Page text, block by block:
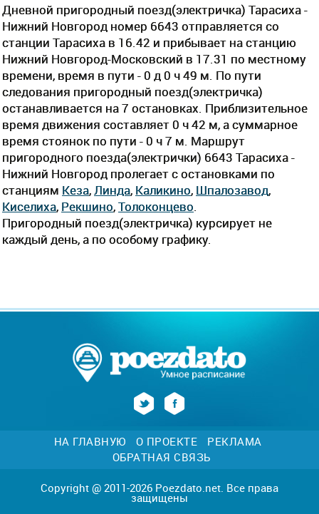
Дневной пригородный поезд(электричка) Тарасиха -
Нижний Новгород номер 6643 отправляется со
станции Тарасиха в 16.42 и прибывает на станцию
Нижний Новгород-Московский в 17.31 по местному
времени, время в пути - 0 д 0 ч 49 м. По пути
следования пригородный поезд(электричка)
останавливается на 7 остановках. Приблизительное
время движения составляет 0 ч 42 м, а суммарное
время стоянок по пути - 0 ч 7 м. Маршрут
пригородного поезда(электрички) 6643 Тарасиха -
Нижний Новгород пролегает c остановками по
станциям Кеза, Линда, Каликино, Шпалозавод,
Киселиха, Рекшино,Толоконцево
Пригородный поезд(электричка) курсирует не
каждый день, а по особому графику.
НА ГЛАВНУЮ О ПРОЕКТЕ
РЕКЛАМА
ОБРАТНАЯ СВЯЗЬ
Copyright @ 2011-2026 Poezdato.net. Все права
защищены